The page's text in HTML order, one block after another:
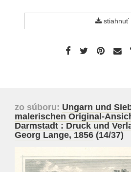
stiahnuť
zo súboru: Ungarn und
malerischen Original-
Darmstadt : Druck und
Georg Lange, 1856 (14/37)